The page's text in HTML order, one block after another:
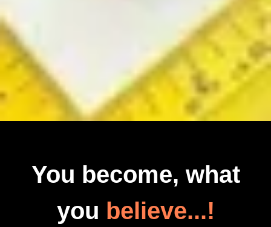
You become, what
you believe...!